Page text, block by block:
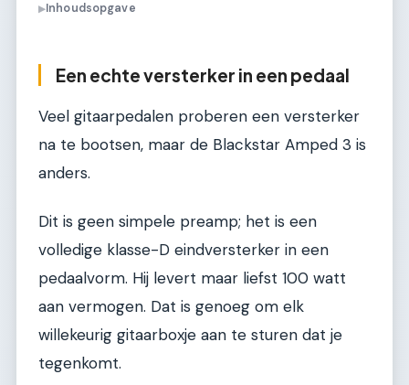
▶Inhoudsopgave
Een echte versterker in een pedaal
Veel gitaarpedalen proberen een versterker
na te bootsen, maar de Blackstar Amped 3 is
anders.
Dit is geen simpele preamp; het is een
volledige klasse-D eindversterker in een
pedaalvorm. Hij levert maar liefst 100 watt
aan vermogen. Dat is genoeg om elk
willekeurig gitaarboxje aan te sturen dat je
tegenkomt.